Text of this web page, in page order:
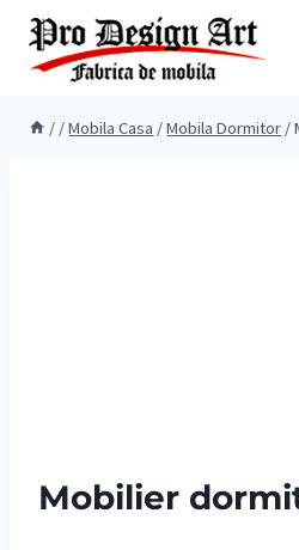
Skip
content
/ /Mobila Casa /Mobila Dormitor /
Mobilier